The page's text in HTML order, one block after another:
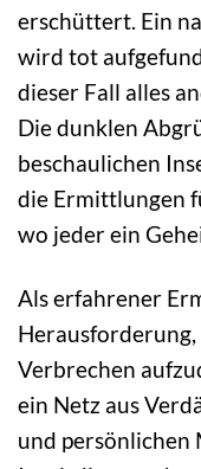
erschüttert. Ein
wird tot
dieser Fall alles
Die dunklen
beschaulichen
die Ermittlungen
wo jeder ein
Als erfahrener
Verbrechen
ein Netz aus
und persönlichen